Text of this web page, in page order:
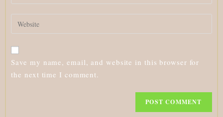
username
to
comment
email
address
to
comment
URL
(optional)
Save my name, email, and website in this browser for
the next time I comment.